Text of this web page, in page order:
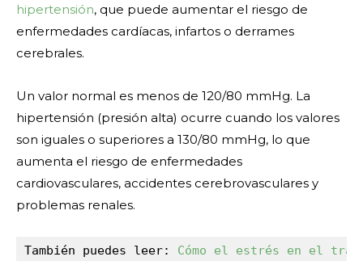
hipertensión, que puede aumentar el riesgo de
enfermedades cardíacas, infartos o derrames
cerebrales.
Un valor normal es menos de 120/80 mmHg. La
hipertensión (presión alta) ocurre cuando los valores
son iguales o superiores a 130/80 mmHg, lo que
aumenta el riesgo de enfermedades
cardiovasculares, accidentes cerebrovasculares y
problemas renales.
También puedes leer: Cómo el estrés en el